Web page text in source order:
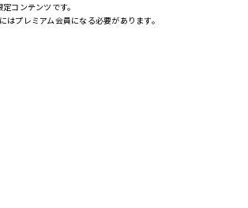
コンテンツです。
プレミアム会員になる必要があります。